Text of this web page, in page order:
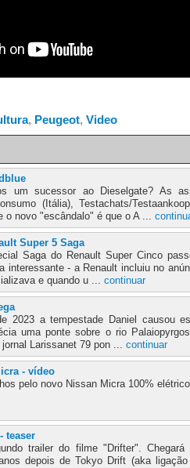
, Peugeot, Video
um sucessor ao Dieselgate? As
(Itália), Testachats/
o novo "escândalo" é que o A ...
Super 5 Saga
Saga do Renault Super Cinco
interessante - a Renault incluiu no
e quando u ... continuar
2023 a tempestade Daniel causou
uma ponte sobre o rio
Larissanet 79 pon ... continuar
- vídeo
pelo novo Nissan Micra 100%
teaser
trailer do filme "Drifter".
depois de Tokyo Drift (aka